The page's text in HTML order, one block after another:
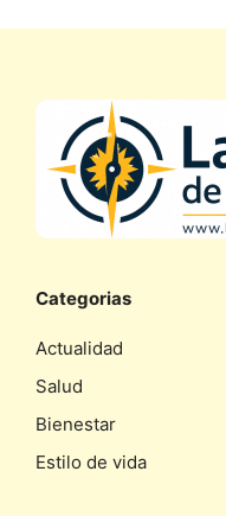
Categorias
Actualidad
Salud
Bienestar
Estilo de vida